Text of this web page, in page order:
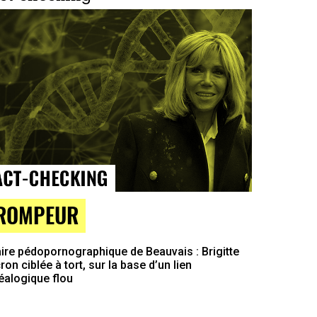
pédopornographique de Beauvais : Brigitte
ciblée à tort, sur la base d’un lien
flou